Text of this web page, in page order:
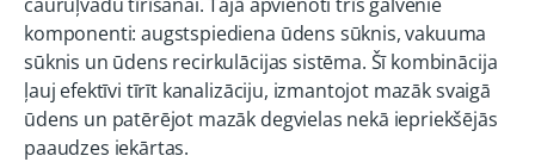
komponenti: augstspiediena ūdens sūknis, vakuuma
sūknis un ūdens recirkulācijas sistēma. Šī kombinācija
ļauj efektīvi tīrīt kanalizāciju, izmantojot mazāk svaigā
ūdens un patērējot mazāk degvielas nekā iepriekšējās
paaudzes iekārtas.